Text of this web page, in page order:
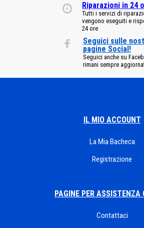
Riparazioni in 24
Tutti i servizi di
vengono eseguiti e
24 ore
Seguici sulle
pagine Social!
Seguici anche su
rimani sempre
IL MIO ACCOUNT
La Mia Bacheca
Registrazione
PAGINE PER ASSISTENZA
Contattaci